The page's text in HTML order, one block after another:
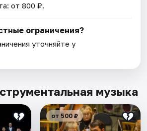
от 800 ₽.
ограничения?
уточняйте у
музыка
от 500 ₽